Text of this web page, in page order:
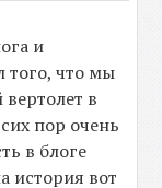
и
того, что мы
в
пор очень
в блоге
история вот